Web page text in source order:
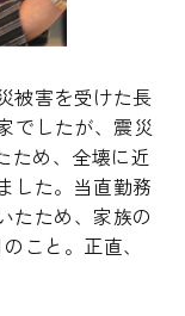
被害を受けた長
でしたが、震災
ため、全壊に近
した。当直勤務
たため、家族の
こと。正直、